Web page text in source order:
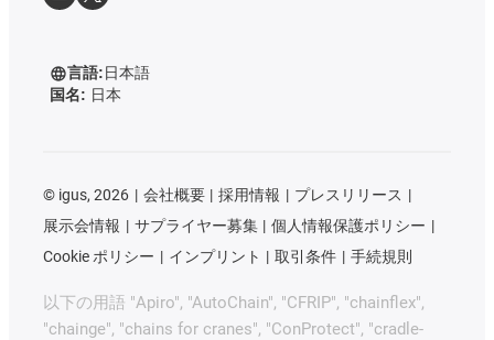
言語:日本語
国名: 日本
© igus, 2026 会社概要 採用情報
プレスリリース
展示会情報
サプライヤー募集
個人情報保護ポリシー
Cookie ポリシー
インプリント 取引条件 手続規則
以下の用語 "Apiro", "AutoChain", "CFRIP", "chainflex",
"chainge", "chains for cranes", "ConProtect", "cradle-